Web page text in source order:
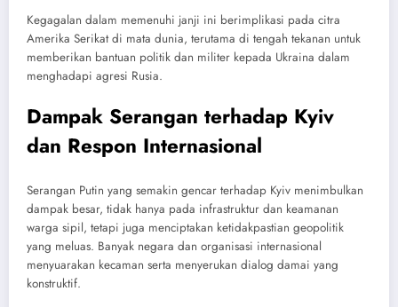
Kegagalan dalam memenuhi janji ini berimplikasi pada citra
Amerika Serikat di mata dunia, terutama di tengah tekanan untuk
memberikan bantuan politik dan militer kepada Ukraina dalam
menghadapi agresi Rusia.
Dampak Serangan terhadap Kyiv
dan Respon Internasional
Serangan Putin yang semakin gencar terhadap Kyiv menimbulkan
dampak besar, tidak hanya pada infrastruktur dan keamanan
warga sipil, tetapi juga menciptakan ketidakpastian geopolitik
yang meluas. Banyak negara dan organisasi internasional
menyuarakan kecaman serta menyerukan dialog damai yang
konstruktif.